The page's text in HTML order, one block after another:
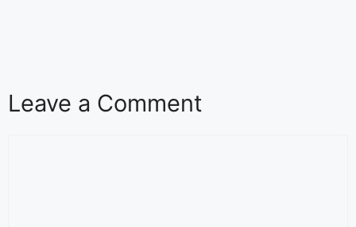
Leave a Comment